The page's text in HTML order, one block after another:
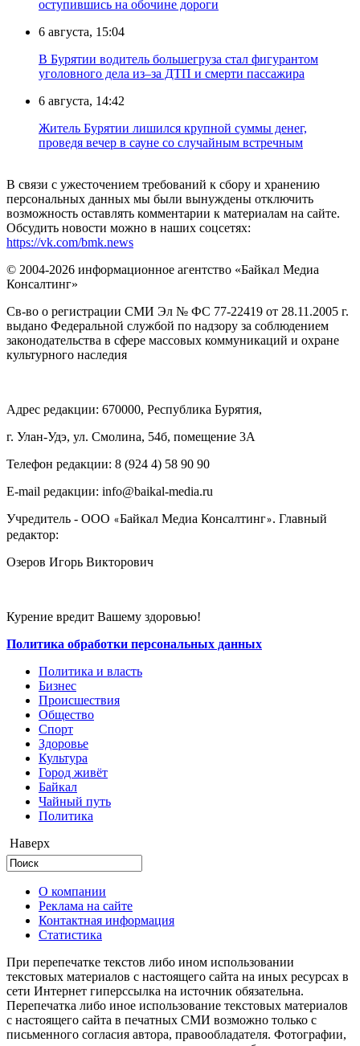
оступившись на обочине дороги
6 августа, 15:04
В Бурятии водитель большегруза стал фигурантом
уголовного дела из–за ДТП и смерти пассажира
6 августа, 14:42
Житель Бурятии лишился крупной суммы денег,
проведя вечер в сауне со случайным встречным
В связи с ужесточением требований к сбору и хранению
персональных данных мы были вынуждены отключить
возможность оставлять комментарии к материалам на сайте.
Обсудить новости можно в наших соцсетях:
https://vk.com/bmk.news
© 2004-2026 информационное агентство «Байкал Медиа
Консалтинг»
Св-во о регистрации СМИ Эл № ФС 77-22419 от 28.11.2005 г.
выдано Федеральной службой по надзору за соблюдением
законодательства в сфере массовых коммуникаций и охране
культурного наследия
Адрес редакции: 670000, Республика Бурятия,
г. Улан-Удэ, ул. Смолина, 54б, помещение 3А
Телефон редакции: ‎‎8 (924 4) 58 90 90
E-mail редакции: info@baikal-media.ru
Учредитель - ООО «Байкал Медиа Консалтинг». Главный
редактор:
Озеров Игорь Викторович
Курение вредит Вашему здоровью!
Политика обработки персональных данных
Политика и власть
Бизнес
Происшествия
Общество
Cпорт
Здоровье
Культура
Город живёт
Байкал
Чайный путь
Политика
Наверх
О компании
Реклама на сайте
Контактная информация
Статистика
При перепечатке текстов либо ином использовании
текстовых материалов с настоящего сайта на иных ресурсах в
сети Интернет гиперссылка на источник обязательна.
Перепечатка либо иное использование текстовых материалов
с настоящего сайта в печатных СМИ возможно только с
письменного согласия автора, правообладателя. Фотографии,